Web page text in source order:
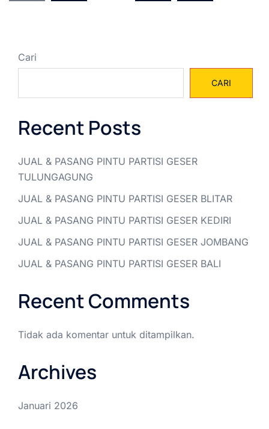
Cari
CARI
Recent Posts
JUAL & PASANG PINTU PARTISI GESER
TULUNGAGUNG
JUAL & PASANG PINTU PARTISI GESER BLITAR
JUAL & PASANG PINTU PARTISI GESER KEDIRI
JUAL & PASANG PINTU PARTISI GESER JOMBANG
JUAL & PASANG PINTU PARTISI GESER BALI
Recent Comments
Tidak ada komentar untuk ditampilkan.
Archives
Januari 2026